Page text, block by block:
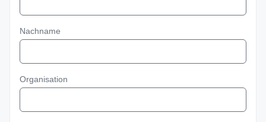
Nachname
Organisation